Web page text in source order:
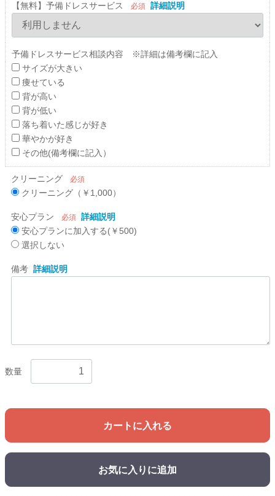
【無料】予備ドレスサービス 必須 詳細説明
予備ドレスサービス相談内容 ※詳細は備考欄に記入
サイズが大きい
痩せている
背が高い
背が低い
落ち着いた感じが好き
華やかが好き
その他(備考欄に記入）
クリーニング 必須
クリーニング（￥1,000）
安心プラン 必須 詳細説明
安心プランに加入する(￥500)
選択しない
備考 詳細説明
数量
カートに入れる
お気に入りに追加